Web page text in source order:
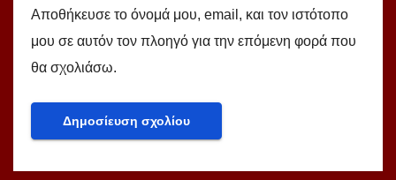
Αποθήκευσε το όνομά μου, email, και τον ιστότοπο
μου σε αυτόν τον πλοηγό για την επόμενη φορά που
θα σχολιάσω.